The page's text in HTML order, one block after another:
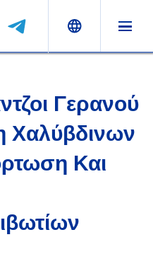
Γερανού
Χαλύβδινων
Και